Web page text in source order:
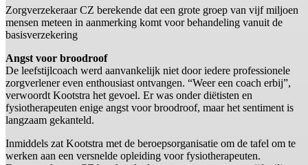
Zorgverzekeraar CZ berekende dat een grote groep van vijf miljoen
mensen meteen in aanmerking komt voor behandeling vanuit de
basisverzekering
Angst voor broodroof
De leefstijlcoach werd aanvankelijk niet door iedere professionele
zorgverlener even enthousiast ontvangen. “Weer een coach erbij”,
verwoordt Kootstra het gevoel. Er was onder diëtisten en
fysiotherapeuten enige angst voor broodroof, maar het sentiment is
langzaam gekanteld.
Inmiddels zat Kootstra met de beroepsorganisatie om de tafel om te
werken aan een versnelde opleiding voor fysiotherapeuten.